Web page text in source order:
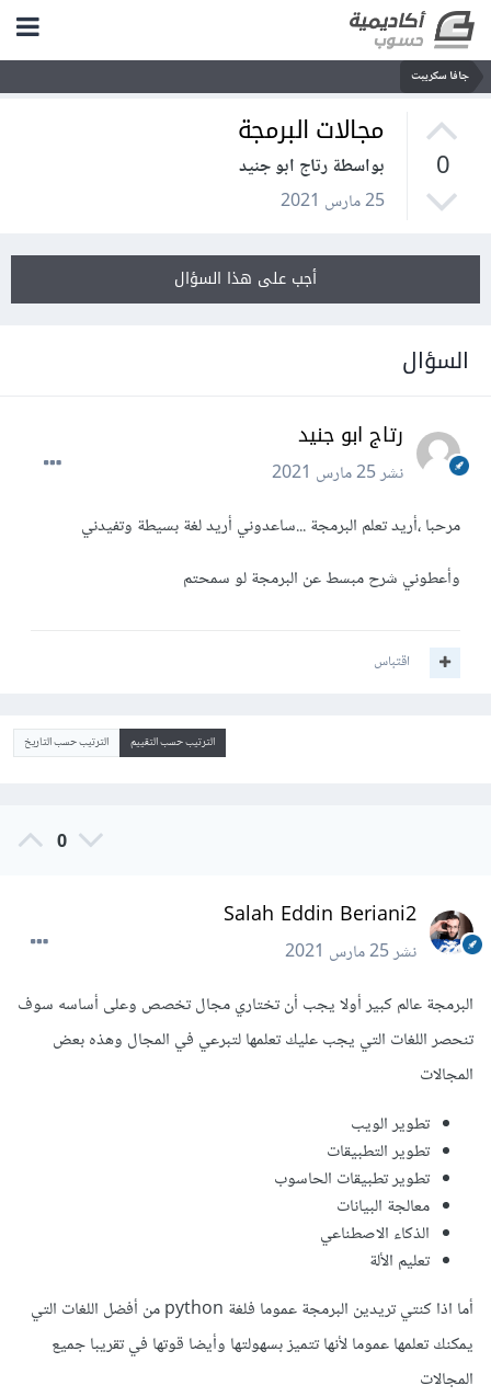
جافا سكريبت
0
مجالات البرمجة
بواسطة رتاج ابو جنيد
25 مارس 2021
أجب على هذا السؤال
السؤال
رتاج ابو جنيد
نشر25 مارس 2021
مرحبا ،أريد تعلم البرمجة ...ساعدوني أريد لغة بسيطة وتفيدني
وأعطوني شرح مبسط عن البرمجة لو سمحتم
اقتباس
الترتيب حسب التقييم الترتيب حسب التاريخ
0
Salah Eddin Beriani2
نشر25 مارس 2021
البرمجة عالم كبير أولا يجب أن تختاري مجال تخصص وعلى أساسه سوف
تنحصر اللغات التي يجب عليك تعلمها لتبرعي في المجال وهذه بعض
المجالات
تطوير الويب
تطوير التطبيقات
تطوير تطبيقات الحاسوب
معالجة البيانات
الذكاء الاصطناعي
تعليم الألة
أما اذا كنتي تريدين البرمجة عموما فلغة python من أفضل اللغات التي
يمكنك تعلمها عموما ﻷنها تتميز بسهولتها وأيضا قوتها في تقريبا جميع
المجالات